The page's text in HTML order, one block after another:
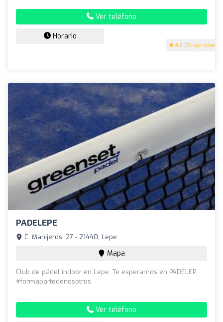
4.7 (18 opiniones)
Ver teléfono
Horario
PADELEPE
C. Manijeros, 27 - 21440, Lepe
Mapa
Club de pádel indoor en Lepe. Te esperamos en PADELEP
#formapartedenosotros
Ver teléfono